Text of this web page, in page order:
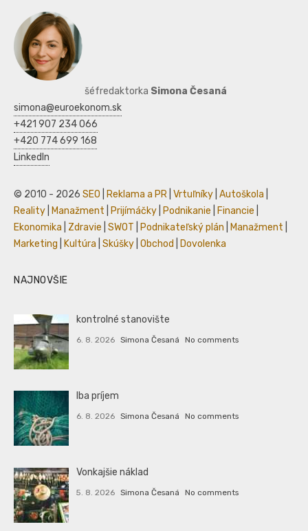
šéfredaktorka Simona Česaná
simona@euroekonom.sk
+421 907 234 066
+420 774 699 168
LinkedIn
© 2010 - 2026 SEO Reklama a PR Vrtuľníky Autoškola
Reality
Manažment Prijímáčky Podnikanie Financie
Ekonomika
Zdravie SWOT Podnikateľský plán Manažment
Marketing
Kultúra Skúšky Obchod Dovolenka
NAJNOVŠIE
kontrolné stanovište
6. 8. 2026 Simona Česaná No comments
Iba príjem
6. 8. 2026 Simona Česaná No comments
Vonkajšie náklad
5. 8. 2026 Simona Česaná No comments